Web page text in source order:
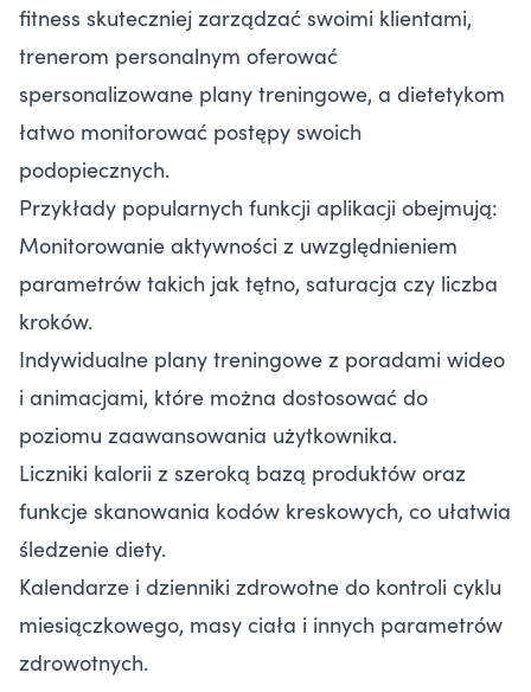
fitness skuteczniej zarządzać swoimi klientami,
trenerom personalnym oferować
spersonalizowane plany treningowe, a dietetykom
łatwo monitorować postępy swoich
podopiecznych.
Przykłady popularnych funkcji aplikacji obejmują:
Monitorowanie aktywności z uwzględnieniem
parametrów takich jak tętno, saturacja czy liczba
kroków.
Indywidualne plany treningowe z poradami wideo
i animacjami, które można dostosować do
poziomu zaawansowania użytkownika.
Liczniki kalorii z szeroką bazą produktów oraz
funkcje skanowania kodów kreskowych, co ułatwia
śledzenie diety.
Kalendarze i dzienniki zdrowotne do kontroli cyklu
miesiączkowego, masy ciała i innych parametrów
zdrowotnych.